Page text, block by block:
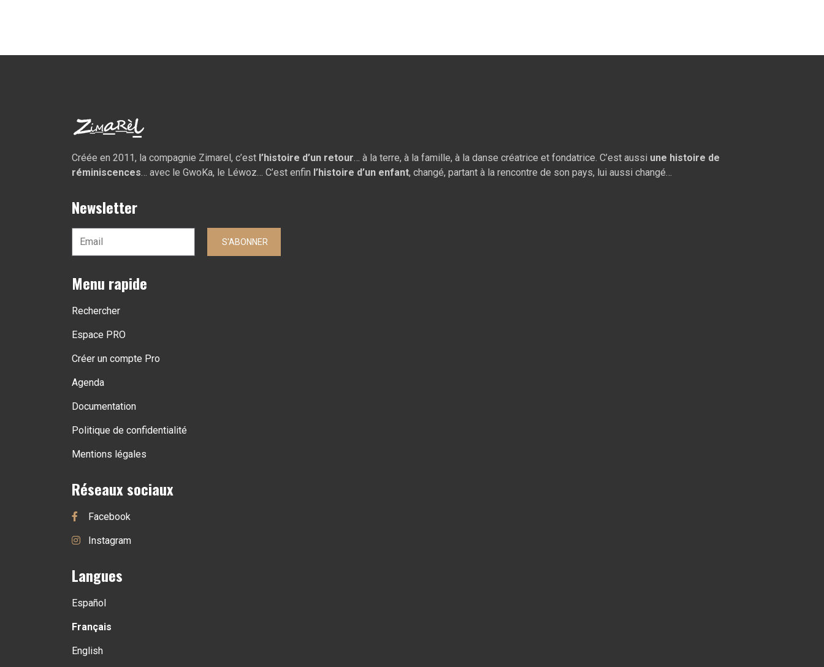
Créée en 2011, la compagnie Zimarel, c’est l’histoire d’un retour… à la terre, à la famille, à la danse créatrice et fondatrice. C’est aussi une histoire de
réminiscences… avec le GwoKa, le Léwoz… C’est enfin l’histoire d’un enfant, changé, partant à la rencontre de son pays, lui aussi changé…
Newsletter
S'ABONNER
Menu rapide
Rechercher
Espace PRO
Créer un compte Pro
Agenda
Documentation
Politique de confidentialité
Mentions légales
Réseaux sociaux
Facebook
Instagram
Langues
Español
Français
English